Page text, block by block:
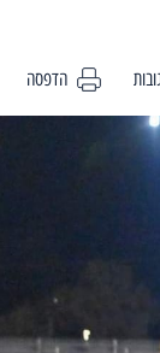
הדפסה